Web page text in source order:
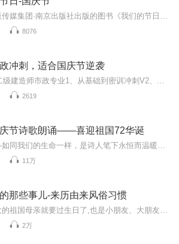
8076
冲刺，适合国庆节逆袭
2619
节诗歌朗诵——喜迎祖国72华诞
11万
那些事儿-来历由来风俗习惯
2万